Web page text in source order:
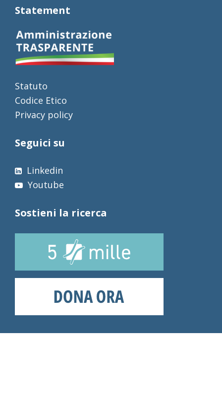
Statement
Statuto
Codice Etico
Privacy policy
Seguici su
Linkedin
Youtube
Sostieni la ricerca